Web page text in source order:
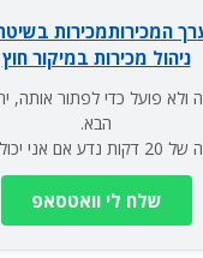
המכירותמכירות
ניהול מכירות במיקור חוץ
ולא פועל כדי לפתור אותה,
הבא.
אני יכול לעזור.
שלח לי וואטסאפ